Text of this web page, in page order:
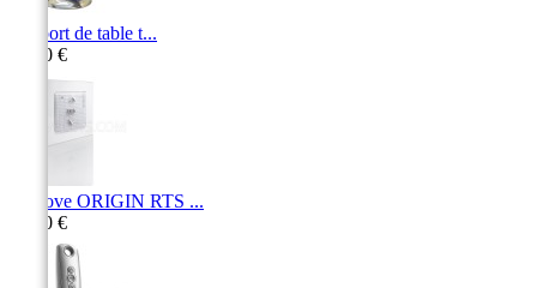
Support de table t...
13,60 €
Smoove ORIGIN RTS ...
49,40 €